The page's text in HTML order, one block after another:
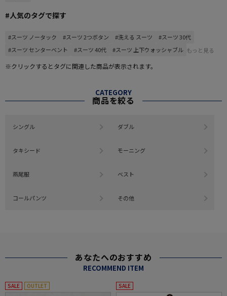
#人気のタグで探す
#スーツ ノータック #スーツ 2つボタン #洗える スーツ
#スーツ 30代
#スーツ センターベント
#スーツ 40代 #スーツ 上下ウォッシャブル もっと見る
※クリックするとタグに関連した商品が表示されます。
CATEGORY
商品を絞る
シングル ダブル
タキシード モーニング
燕尾服 ベスト
コールパンツ その他
あなたへのおすすめ
RECOMMEND ITEM
SALE OUTLET SALE